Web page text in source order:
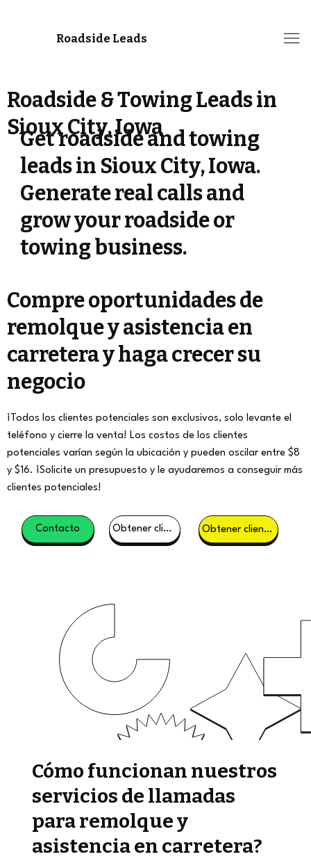
Roadside Leads
Roadside & Towing Leads in
Sioux City, Iowa
Get roadside and towing
leads in Sioux City, Iowa.
Generate real calls and
grow your roadside or
towing business.
Compre oportunidades de
remolque y asistencia en
carretera y haga crecer su
negocio
¡Todos los clientes potenciales son exclusivos, solo levante el
teléfono y cierre la venta! Los costos de los clientes
potenciales varían según la ubicación y pueden oscilar entre $8
y $16. ¡Solicite un presupuesto y le ayudaremos a conseguir más
clientes potenciales!
Contacto Obtener clientes potenciales Obtener clientes potenciales
Cómo funcionan nuestros
servicios de llamadas
para remolque y
asistencia en carretera?